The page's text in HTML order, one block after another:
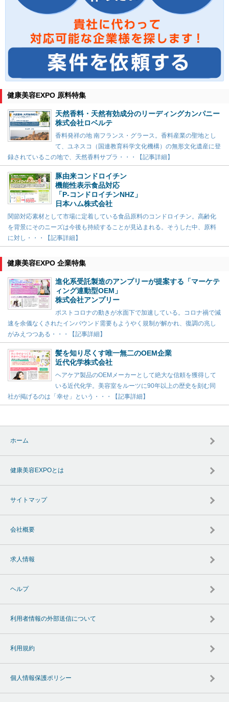
健康美容EXPO 原料特集
天然香料・天然有効成分のリーディングカンパニー
株式会社ロベルテ
香料発祥の地 南フランス・グラース。香料産業の聖地とし
て、ユネスコ（国連教育科学文化機構）の無形文化遺産に登
録されているこの地で、天然香料サプラ・・・【記事詳細】
豚由来コンドロイチン
機能性表示食品対応
「P-コンドロイチンNHZ」
日本ハム株式会社
関節対応素材として市場に定着している食品原料のコンドロイチン。高齢化
を背景にそのニーズは今後も持続することが見込まれる。そうした中、原料
に対し・・・【記事詳細】
健康美容EXPO 企業特集
進化系受託製造のアンプリーが提案する「マーケテ
ィング連動型OEM」
株式会社アンプリー
ポストコロナの動きが水面下で加速している。コロナ禍で減
速を余儀なくされたインバウンド需要もようやく規制が解かれ、復調の兆し
がみえつつある・・・【記事詳細】
髪を知り尽くす唯一無二のOEM企業
近代化学株式会社
ヘアケア製品のOEMメーカーとして絶大な信頼を獲得して
いる近代化学。美容室をルーツに90年以上の歴史を刻む同
社が掲げるのは「幸せ」という・・・【記事詳細】
ホーム
健康美容EXPOとは
サイトマップ
会社概要
求人情報
ヘルプ
利用者情報の外部送信について
利用規約
個人情報保護ポリシー